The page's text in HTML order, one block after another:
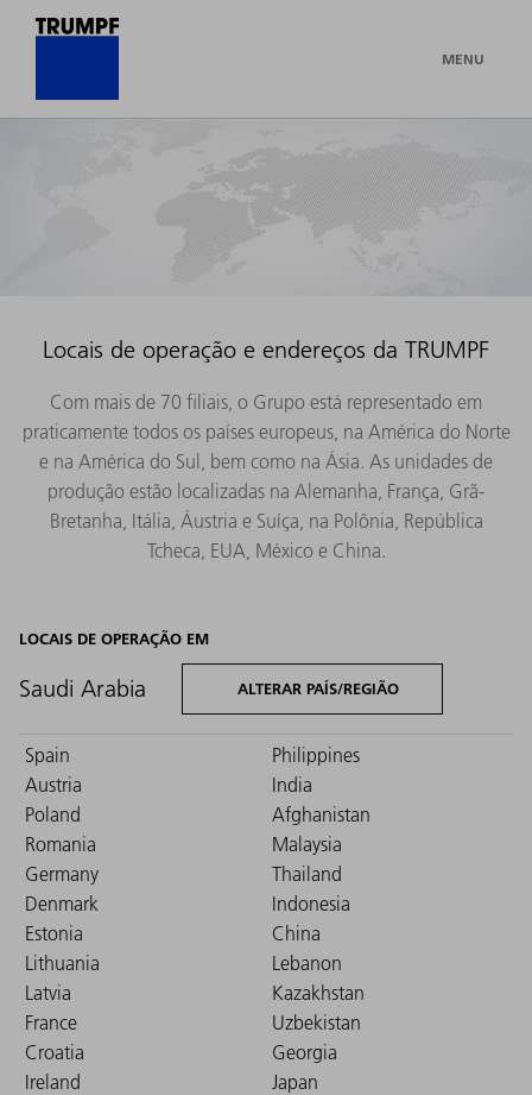
MENU
Locais de operação e endereços da TRUMPF
Com mais de 70 filiais, o Grupo está representado em
praticamente todos os países europeus, na América do Norte
e na América do Sul, bem como na Ásia. As unidades de
produção estão localizadas na Alemanha, França, Grã-
Bretanha, Itália, Áustria e Suíça, na Polônia, República
Tcheca, EUA, México e China.
LOCAIS DE OPERAÇÃO EM
Saudi Arabia ALTERAR PAÍS/REGIÃO
Spain
Austria
Poland
Romania
Germany
Denmark
Estonia
Lithuania
Latvia
France
Croatia
Ireland
Philippines
India
Afghanistan
Malaysia
Thailand
Indonesia
China
Lebanon
Kazakhstan
Uzbekistan
Georgia
Japan